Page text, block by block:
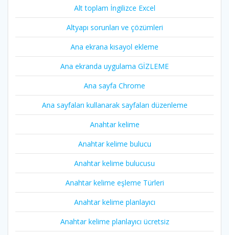
Alt toplam İngilizce Excel
Altyapı sorunları ve çözümleri
Ana ekrana kısayol ekleme
Ana ekranda uygulama GİZLEME
Ana sayfa Chrome
Ana sayfaları kullanarak sayfaları düzenleme
Anahtar kelime
Anahtar kelime bulucu
Anahtar kelime bulucusu
Anahtar kelime eşleme Türleri
Anahtar kelime planlayıcı
Anahtar kelime planlayıcı ücretsiz